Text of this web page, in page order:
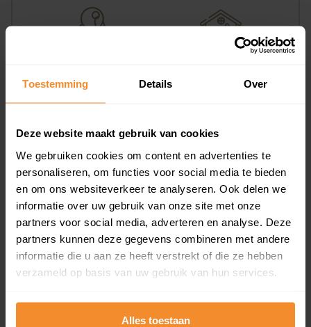
Toestemming Details Over
Deze website maakt gebruik van cookies
We gebruiken cookies om content en advertenties te
personaliseren, om functies voor social media te bieden
en om ons websiteverkeer te analyseren. Ook delen we
informatie over uw gebruik van onze site met onze
partners voor social media, adverteren en analyse. Deze
partners kunnen deze gegevens combineren met andere
informatie die u aan ze heeft verstrekt of die ze hebben
verzameld op basis van uw gebruik van hun services.
Alles toestaan
Appartementen
aandeel van totale woningen
0%